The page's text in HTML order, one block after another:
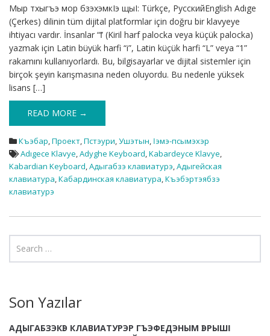
Мыр тхыгъэ мор бзэхэмкIэ щыI: Türkçe, РусскийEnglish Adıge
(Çerkes) dilinin tüm dijital platformlar için doğru bir klavyeye
ihtiyacı vardır. İnsanlar “ӏ” (Kiril harf palocka veya küçük palocka)
yazmak için Latin büyük harfi “i”, Latin küçük harfi “L” veya “1”
rakamını kullanıyorlardı. Bu, bilgisayarlar ve dijital sistemler için
birçok şeyin karışmasına neden oluyordu. Bu nedenle yüksek
lisans […]
READ MORE →
Къэбар,Проект,Пстэури,Ушэтын, Ӏэмэ-псымэхэр
Adıgece Klavye,Adyghe Keyboard,Kabardeyce Klavye,
Kabardian Keyboard,Адыгабзэ клавиатурэ,Адыгейская
клавиатура,Кабардинская клавиатура,Къэбэртэябзэ
клавиатурэ
Son Yazılar
АДЫГАБЗЭКӀЭ КЛАВИАТУРЭР ГЪЭФЕДЭНЫМ ӀЭРЫШӀ